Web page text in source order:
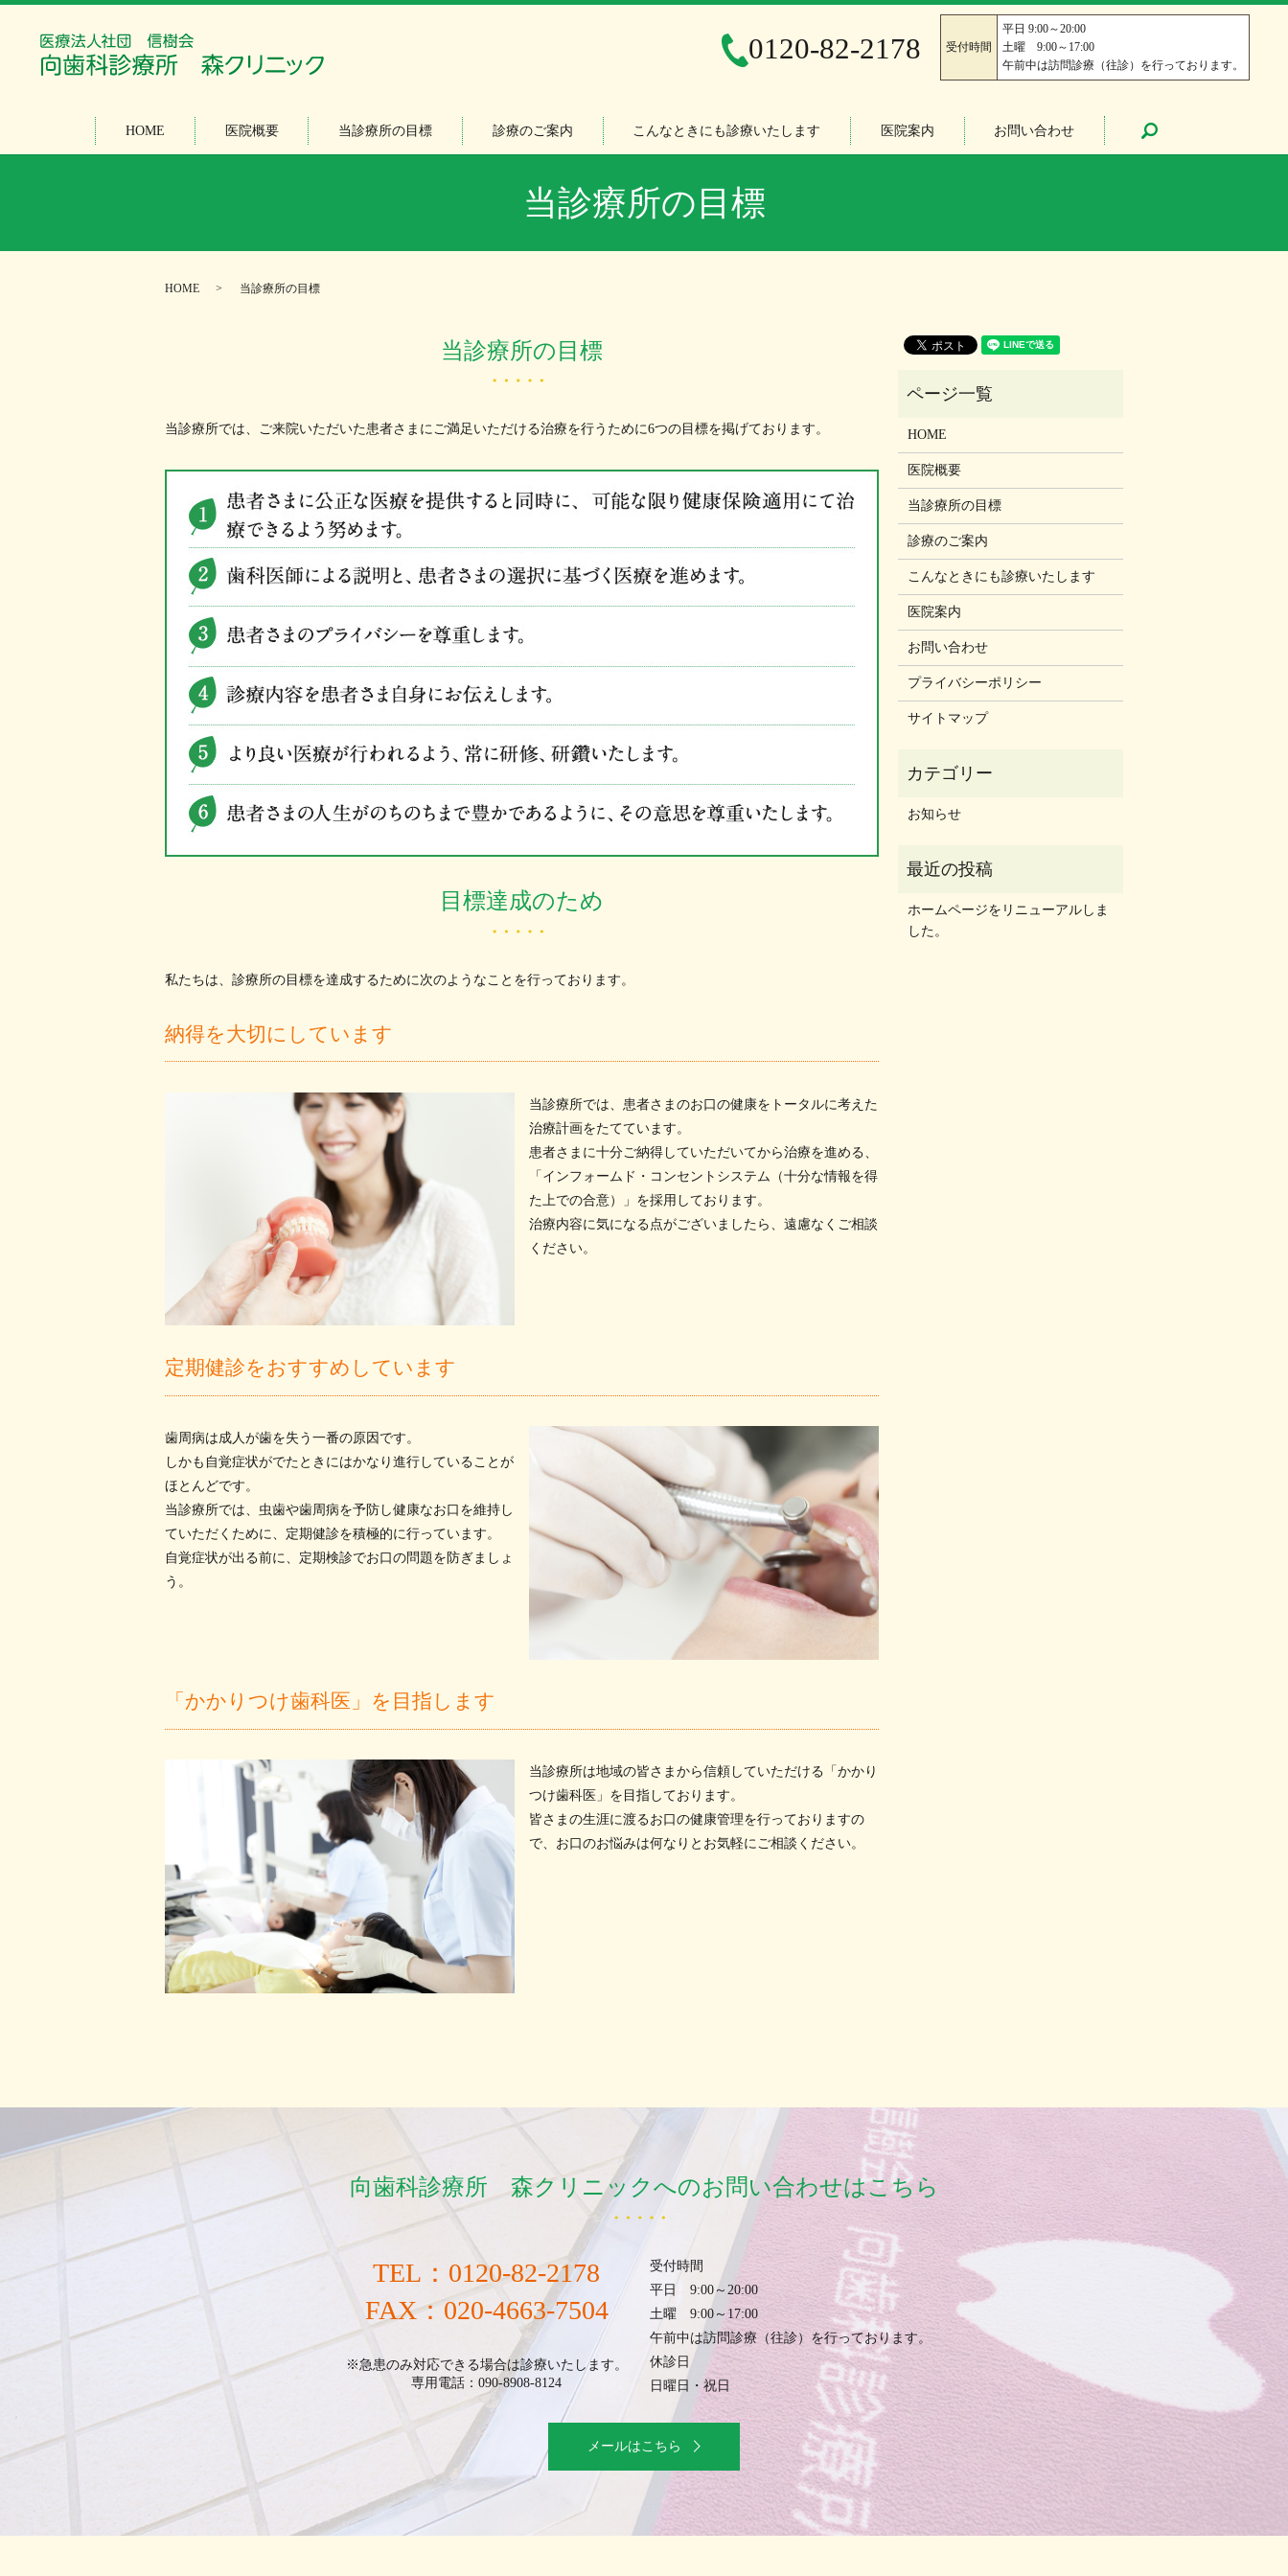
0120-82-2178 受付時間
平日 9:00～20:00
土曜 9:00～17:00
午前中は訪問診療（往診）を行っております。
HOME 医院概要 当診療所の目標 診療のご案内 こんなときにも診療いたします 医院案内 お問い合わせ
当診療所の目標
HOME 当診療所の目標
当診療所の目標
当診療所では、ご来院いただいた患者さまにご満足いただける治療を行うために6つの目標を掲げております。
目標達成のため
私たちは、診療所の目標を達成するために次のようなことを行っております。
納得を大切にしています
当診療所では、患者さまのお口の健康をトータルに考えた
治療計画をたてています。
患者さまに十分ご納得していただいてから治療を進める、
「インフォームド・コンセントシステム（十分な情報を得
た上での合意）」を採用しております。
治療内容に気になる点がございましたら、遠慮なくご相談
ください。
定期健診をおすすめしています
歯周病は成人が歯を失う一番の原因です。
しかも自覚症状がでたときにはかなり進行していることが
ほとんどです。
当診療所では、虫歯や歯周病を予防し健康なお口を維持し
ていただくために、定期健診を積極的に行っています。
自覚症状が出る前に、定期検診でお口の問題を防ぎましょ
う。
「かかりつけ歯科医」を目指します
当診療所は地域の皆さまから信頼していただける「かかり
つけ歯科医」を目指しております。
皆さまの生涯に渡るお口の健康管理を行っておりますの
で、お口のお悩みは何なりとお気軽にご相談ください。
HOME
医院概要
当診療所の目標
診療のご案内
こんなときにも診療いたします
医院案内
お問い合わせ
プライバシーポリシー
サイトマップ
お知らせ
ホームページをリニューアルしま
した。
向歯科診療所 森クリニックへのお問い合わせはこちら
TEL：0120-82-2178
FAX：020-4663-7504
※急患のみ対応できる場合は診療いたします。
専用電話：090-8908-8124
受付時間
平日 9:00～20:00
土曜 9:00～17:00
午前中は訪問診療（往診）を行っております。
休診日
日曜日・祝日
メールはこちら